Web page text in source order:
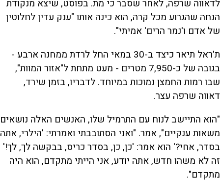
לדאווה שרפה, לאחר שסבר כי מת. בפוסט, שיצא מנקודת
הנחה שהגרוע מכל קרה, הוא כינה אותו "ענק עדין לחלוטין
של אדם ו'נמר הרים' אמיתי".
ת'ראל תיאר כיצד ב-30 במאי החל לרדת ממחנה ארבע -
בגובה של כ-7,950 מטרים - מעט מתחת ל"אזור המוות",
שבו רמות החמצן נמוכות במיוחד. לדבריו, בזמן שירד,
דאווה שרפה עצר.
"הוא התיישב לנוח עם התרמיל שלו, האנשים האלה נושאים
משאות ענקיים", אמר. "ואני הסתובבתי ואמרתי: 'הילרי, אתה
בסדר, אחי?' הוא אמר: 'כן, כן, בסדר כריס, בבקשה לך, לך!'
זה לא משהו חדש, אתה יודע, אני הייתי מתקדם, הוא היה
מתקדם".